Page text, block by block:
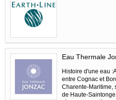
Eau Thermale
Histoire d'une eau
entre Cognac et
Charente-Maritime,
de Haute-